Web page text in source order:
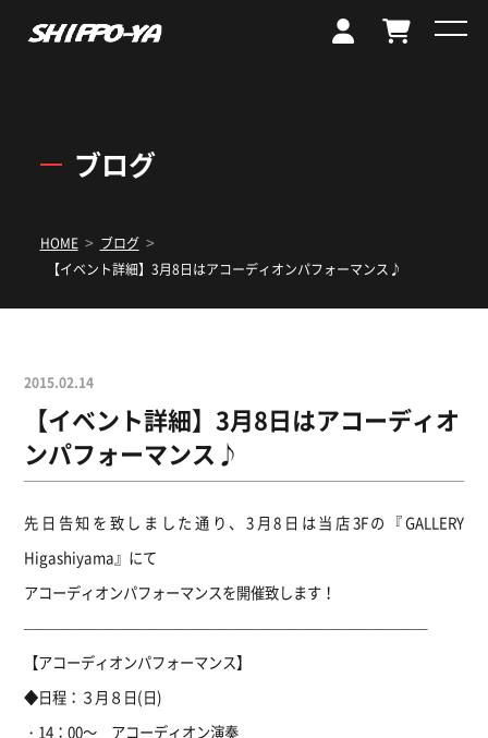
ブログ
HOME > ブログ >
【イベント詳細】3月8日はアコーディオンパフォーマンス♪
2015.02.14
【イベント詳細】3月8日はアコーディオ
ンパフォーマンス♪
先日告知を致しました通り、3月8日は当店3Fの『GALLERY
Higashiyama』にて
アコーディオンパフォーマンスを開催致します！
————————————————————————————–
【アコーディオンパフォーマンス】
◆日程：３月８日(日)
・14：00～ アコーディオン演奏